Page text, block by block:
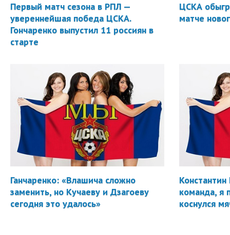
Первый матч сезона в РПЛ —
увереннейшая победа ЦСКА.
Гончаренко выпустил 11 россиян в
старте
ЦСКА
матче
Ганчаренко: «Влашича сложно
заменить, но Кучаеву и Дзагоеву
сегодня это удалось»
Константин
команда, я
коснулся